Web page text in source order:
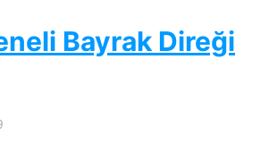
Bayrak Direği